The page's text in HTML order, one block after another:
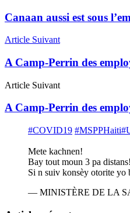
Canaan aussi est sous
Article Suivant
A Camp-Perrin des
Article Suivant
A Camp-Perrin des
#COVID19 #MSPPHaiti
Mete kachnen!
Bay tout moun 3 pa distans!
Si n suiv konsèy otorite
— MINISTÈRE DE LA